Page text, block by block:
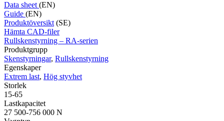
Mätning
MätskalorRäknare / Displayer
Givare
Maskinsäkerhet
LjusridåerLjustorn
Varningsljud
Varningsljus
Data sheet (EN)
Guide (EN)
Produktöversikt (SE)
Hämta CAD-filer
Rullskenstyrning – RA-serien
Produktgrupp
Skenstyrningar, Rullskenstyrning
Egenskaper
Extrem last, Hög styvhet
Storlek
15-65
Lastkapacitet
27 500-756 000 N